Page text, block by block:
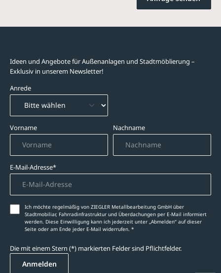
Ideen und Angebote für Außenanlagen und Stadtmöblierung –
Exklusiv in unserem Newsletter!
Anrede
Vorname Nachname
E-Mail-Adresse*
Ich möchte regelmäßig von ZIEGLER Metallbearbeitung GmbH über
Stadtmobiliar, Fahrradinfrastruktur und Überdachungen per E-Mail informiert
werden. Diese Einwilligung kann ich jederzeit unter „Abmelden‘‘ auf dieser
Seite oder am Ende jeder E-Mail widerrufen. *
Die mit einem Stern (*) markierten Felder sind Pflichtfelder.
Anmelden